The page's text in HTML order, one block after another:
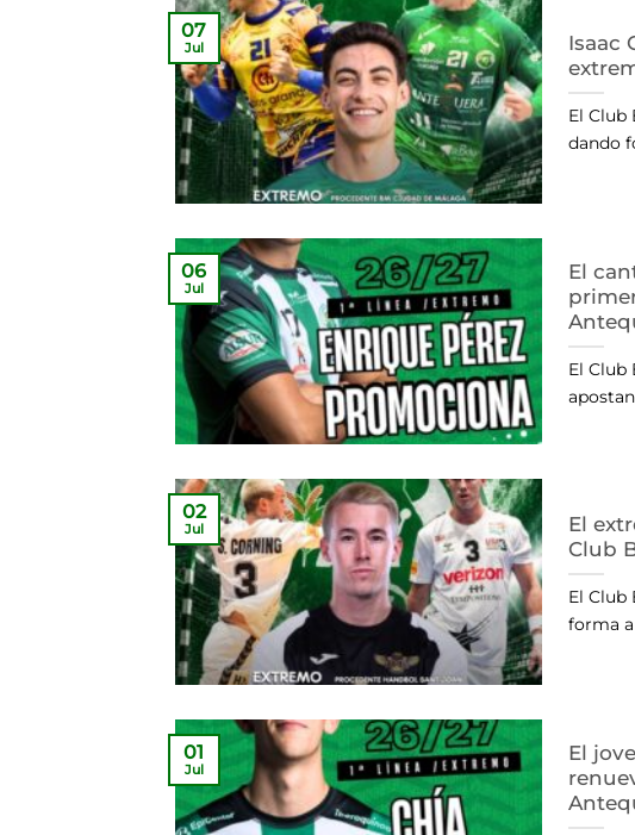
Isaac
El Club
dando
07
Jul
El
El Club
06
Jul
El
Club
El Club
forma a
02
Jul
El
01
Jul